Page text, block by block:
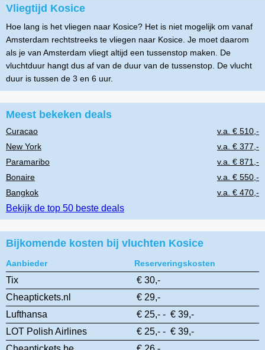
Vliegtijd Kosice
Hoe lang is het vliegen naar Kosice? Het is niet mogelijk om vanaf
Amsterdam rechtstreeks te vliegen naar Kosice. Je moet daarom
als je van Amsterdam vliegt altijd een tussenstop maken. De
vluchtduur hangt dus af van de duur van de tussenstop. De vlucht
duur is tussen de 3 en 6 uur.
Meest bekeken deals
Curacao
v.a. € 510,-
New York
v.a. € 377,-
Paramaribo
v.a. € 871,-
Bonaire
v.a. € 550,-
Bangkok
v.a. € 470,-
Bekijk de top 50 beste deals
Bijkomende kosten bij vluchten Kosice
Aanbieder Reserveringskosten
Tix
€ 30,-
Cheaptickets.nl
€ 29,-
Lufthansa
€ 25,- - € 39,-
LOT Polish Airlines
€ 25,- - € 39,-